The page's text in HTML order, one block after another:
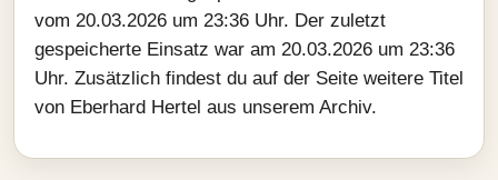
vom 20.03.2026 um 23:36 Uhr. Der zuletzt
gespeicherte Einsatz war am 20.03.2026 um 23:36
Uhr. Zusätzlich findest du auf der Seite weitere Titel
von Eberhard Hertel aus unserem Archiv.